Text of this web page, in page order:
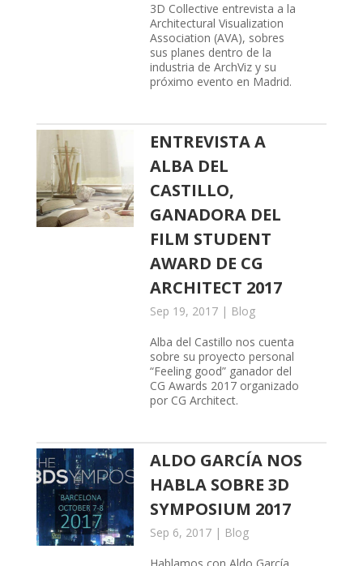
3D Collective entrevista a la
Architectural Visualization
Association (AVA), sobres
sus planes dentro de la
industria de ArchViz y su
próximo evento en Madrid.
ENTREVISTA A
ALBA DEL
CASTILLO,
GANADORA DEL
FILM STUDENT
AWARD DE CG
ARCHITECT 2017
Sep 19, 2017| Blog
Alba del Castillo nos cuenta
sobre su proyecto personal
“Feeling good” ganador del
CG Awards 2017 organizado
por CG Architect.
ALDO GARCÍA NOS
HABLA SOBRE 3D
SYMPOSIUM 2017
Sep 6, 2017| Blog